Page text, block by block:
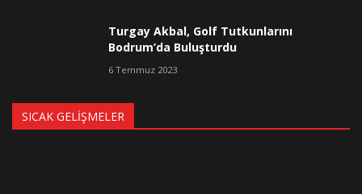
Turgay Akbal, Golf Tutkunlarını
Bodrum’da Buluşturdu
6 Temmuz 2023
SICAK GELIŞMELER